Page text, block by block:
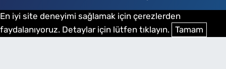
En iyi site deneyimi sağlamak için çerezlerden
faydalanıyoruz. Detaylar için lütfen tıklayın. Tamam